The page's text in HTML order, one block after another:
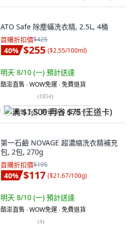
ATO Safe 除塵蟎洗衣精, 2.5L, 4桶
首購折扣價$425
40% $255 ($2.55/100ml)
明天 8/10 (一) 預計送達
酷澎直售 ∙ WOW免運 ∙ 免費退貨
(1854)
满 $1,500 再省 $75 (王道卡)
第一石鹼 NOVAGE 超濃縮洗衣精補充
包, 2包, 270g
首購折扣價$195
40% $117 ($21.67/100g)
明天 8/10 (一) 預計送達
酷澎直售 ∙ WOW免運 ∙ 免費退貨
(4)